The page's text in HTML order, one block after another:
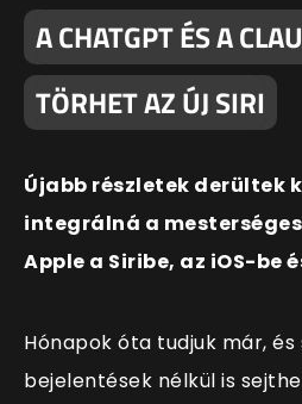
A CHATGPT ÉS A
TÖRHET AZ ÚJ SIRI
Újabb részletek derültek
integrálná a
Apple a Siribe, az iOS-be
Hónapok óta tudjuk már, és
bejelentések nélkül is